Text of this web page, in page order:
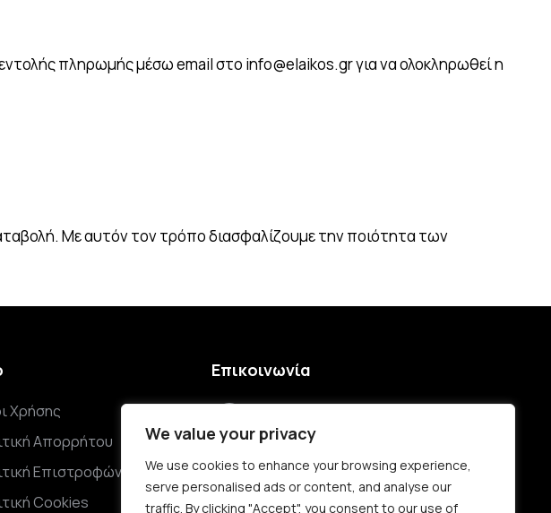
We value your privacy
We use cookies to enhance your browsing experience,
serve personalised ads or content, and analyse our
traffic. By clicking "Accept", you consent to our use of
πληρωμής μέσω email στο info@elaikos.gr για να ολοκληρωθεί η
Με αυτόν τον τρόπο διασφαλίζουμε την ποιότητα των
Χρήσης
Απορρήτου
Επιστροφών
Cookies
Επικοινωνία
+30 6932477014
Νίκης 79, Νέα Πέραμος, Καβάλα τ.κ